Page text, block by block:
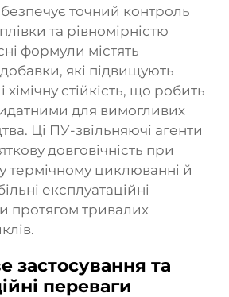
точний контроль
та рівномірністю
формули містять
добавки, які підвищують
хімічну стійкість, що робить
для вимогливих
Ці ПУ-звільняючі агенти
довговічність при
термічному циклюванні й
експлуатаційні
протягом тривалих
застосування та
переваги